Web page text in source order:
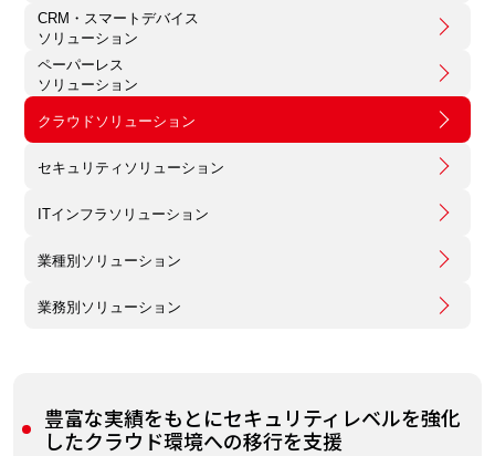
CRM・スマートデバイス
ソリューション
ペーパーレス
ソリューション
クラウドソリューション
セキュリティソリューション
ITインフラソリューション
業種別ソリューション
業務別ソリューション
豊富な実績をもとにセキュリティレベルを強化
したクラウド環境への移行を支援